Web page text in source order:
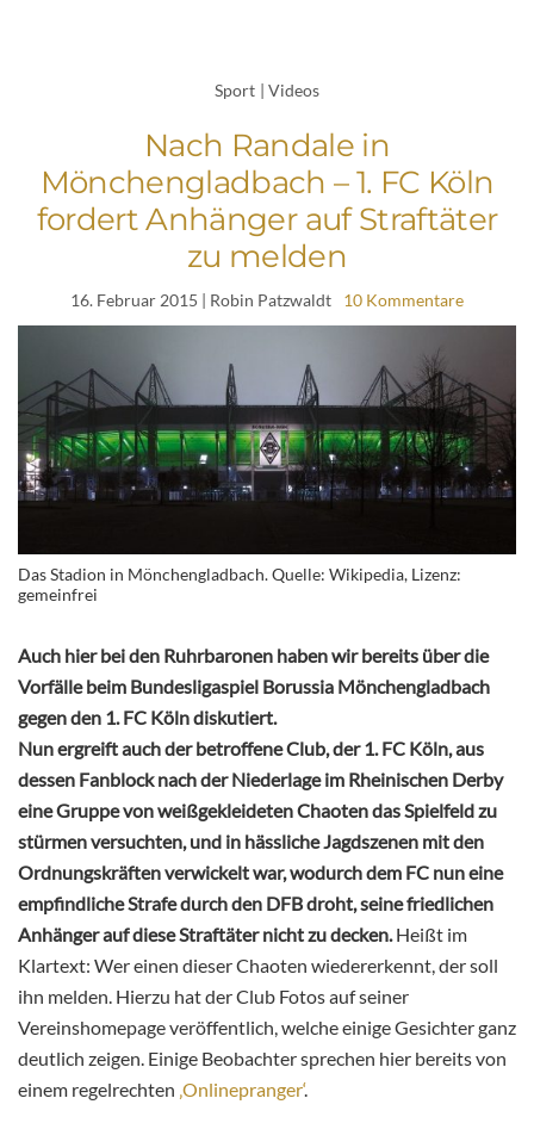
Sport | Videos
Nach Randale in
Mönchengladbach – 1. FC Köln
fordert Anhänger auf Straftäter
zu melden
16. Februar 2015 | Robin Patzwaldt 10 Kommentare
Das Stadion in Mönchengladbach. Quelle: Wikipedia, Lizenz:
gemeinfrei
Auch hier bei den Ruhrbaronen haben wir bereits über die
Vorfälle beim Bundesligaspiel Borussia Mönchengladbach
gegen den 1. FC Köln diskutiert.
Nun ergreift auch der betroffene Club, der 1. FC Köln, aus
dessen Fanblock nach der Niederlage im Rheinischen Derby
eine Gruppe von weißgekleideten Chaoten das Spielfeld zu
stürmen versuchten, und in hässliche Jagdszenen mit den
Ordnungskräften verwickelt war, wodurch dem FC nun eine
empfindliche Strafe durch den DFB droht, seine friedlichen
Anhänger auf diese Straftäter nicht zu decken.Heißt im
Klartext: Wer einen dieser Chaoten wiedererkennt, der soll
ihn melden. Hierzu hat der Club Fotos auf seiner
Vereinshomepage veröffentlich, welche einige Gesichter ganz
deutlich zeigen. Einige Beobachter sprechen hier bereits von
einem regelrechten ‚Onlinepranger‘.